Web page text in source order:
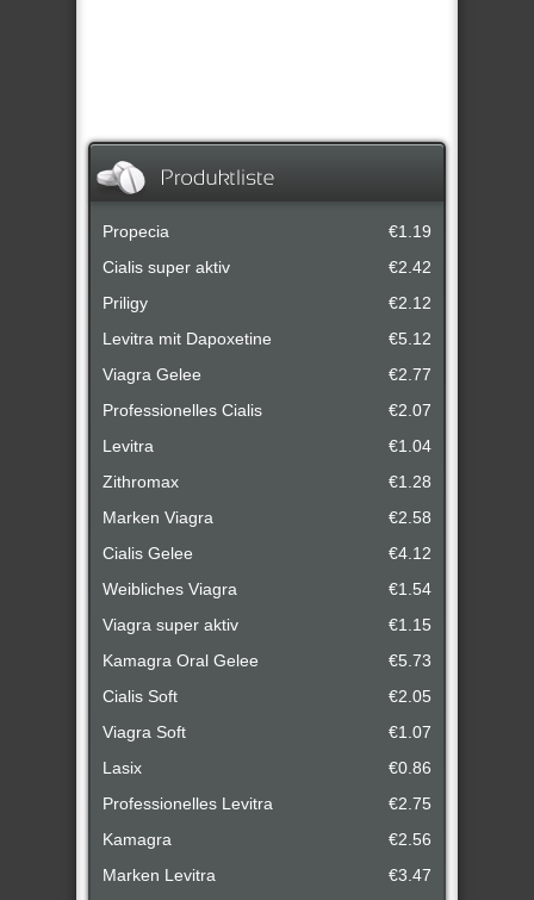
€1.19
Propecia
€2.42
Cialis super aktiv
€2.12
Priligy
€5.12
Levitra mit Dapoxetine
€2.77
Viagra Gelee
€2.07
Professionelles Cialis
€1.04
Levitra
€1.28
Zithromax
€2.58
Marken Viagra
€4.12
Cialis Gelee
€1.54
Weibliches Viagra
€1.15
Viagra super aktiv
€5.73
Kamagra Oral Gelee
€2.05
Cialis Soft
€1.07
Viagra Soft
€0.86
Lasix
€2.75
Professionelles Levitra
€2.56
Kamagra
€3.47
Marken Levitra